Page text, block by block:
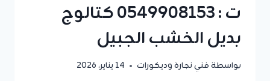
ت : 0549908153 كتالوج
بديل الخشب الجبيل
بواسطةفني نجارة وديكورات 14 يناير، 2026